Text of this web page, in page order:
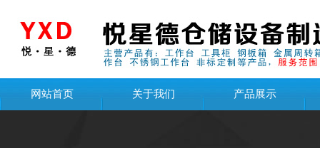
网站首页 关于我们 产品展示